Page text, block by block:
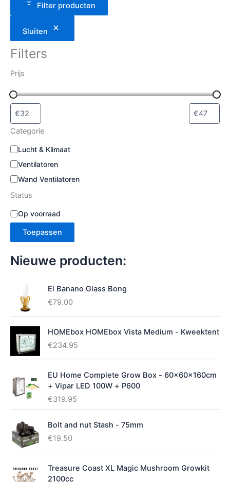
n
Filter producten
Sluiten
Filters
Prijs
Categorie
C
t
e
o
r
i
Lucht & Klimaat
Ventilatoren
Wand Ventilatoren
Status
B
e
c
i
r
h
d
Op voorraad
Toepassen
Nieuwe producten:
El Banano Glass Bong
€79.00
HOMEbox HOMEbox Vista Medium - Kweektent
€234.95
EU Home Complete Grow Box - 60x60x160cm
+ Vipar LED 100W + P600
€319.95
Bolt and nut Stash - 75mm
€19.50
Treasure Coast XL Magic Mushroom Growkit
2100cc